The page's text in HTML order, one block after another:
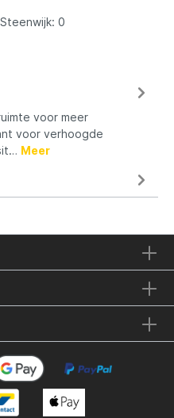
0
voor meer
voor verhoogde
Meer